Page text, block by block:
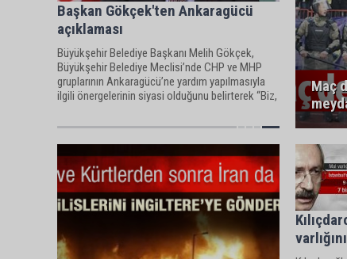
Başkan Gökçek'ten Ankaragücü
açıklaması
Büyükşehir Belediye Başkanı Melih Gökçek,
Büyükşehir Belediye Meclisi’nde CHP ve MHP
gruplarının Ankaragücü’ne yardım yapılmasıyla
ilgili önergelerinin siyasi olduğunu belirterek “Biz,
kesinlikle karşıyız." dedi.
Maç